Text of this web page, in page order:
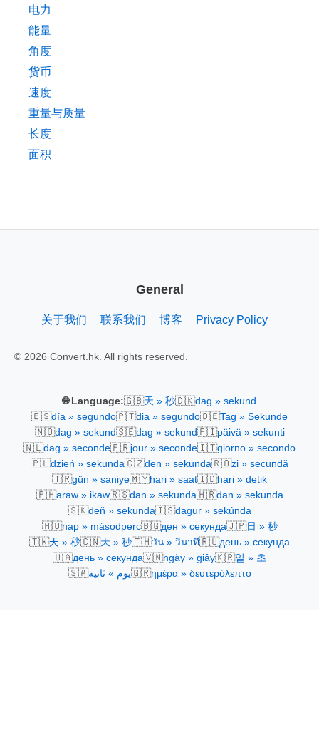
电力
能量
角度
货币
速度
重量与质量
长度
面积
General
关于我们 联系我们 博客 Privacy Policy
© 2026 Convert.hk. All rights reserved.
🌐 Language:🇬🇧天 » 秒🇩🇰dag » sekund
🇪🇸día » segundo🇵🇹dia » segundo🇩🇪Tag » Sekunde
🇳🇴dag » sekund🇸🇪dag » sekund🇫🇮päivä » sekunti
🇳🇱dag » seconde🇫🇷jour » seconde🇮🇹giorno » secondo
🇵🇱dzień » sekunda🇨🇿den » sekunda🇷🇴zi » secundă
🇹🇷gün » saniye🇲🇾hari » saat🇮🇩hari » detik
🇵🇭araw » ikaw🇷🇸dan » sekunda🇭🇷dan » sekunda
🇸🇰deň » sekunda🇮🇸dagur » sekúnda
🇭🇺nap » másodperc🇧🇬ден » секунда🇯🇵日 » 秒
🇹🇼天 » 秒🇨🇳天 » 秒🇹🇭วัน » วินาที🇷🇺день » секунда
🇺🇦день » секунда🇻🇳ngày » giây🇰🇷일 » 초
🇸🇦يوم » ثانية🇬🇷ημέρα » δευτερόλεπτο